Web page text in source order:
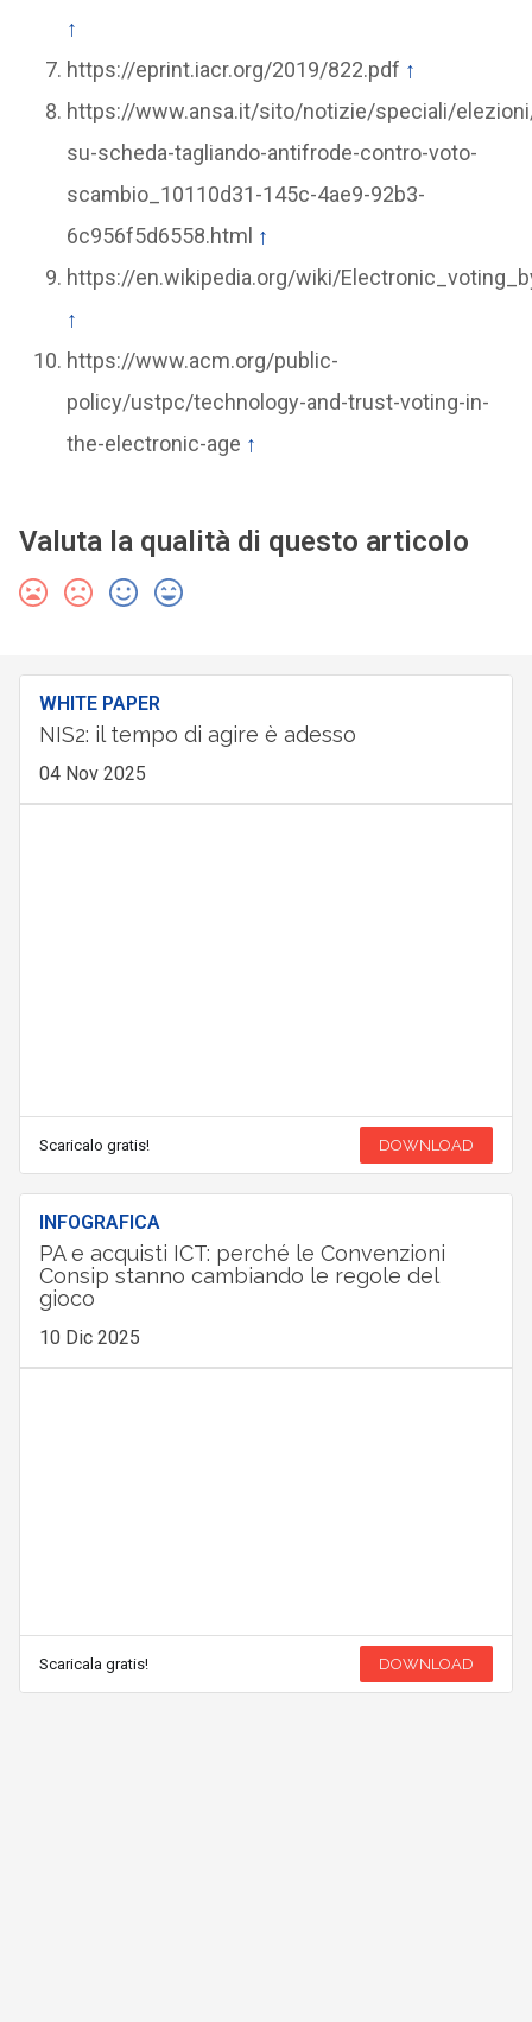
↑
https://eprint.iacr.org/2019/822.pdf ↑
https://www.ansa.it/sito/notizie/speciali/
su-scheda-tagliando-antifrode-contro-voto-
scambio_10110d31-145c-4ae9-92b3-
6c956f5d6558.html ↑
https://en.wikipedia.org/wiki/
↑
https://www.acm.org/public-
policy/ustpc/technology-and-trust-voting-in-
the-electronic-age ↑
Valuta la qualità di questo articolo
WHITE PAPER
NIS2: il tempo di agire è adesso
04 Nov 2025
Scaricalo gratis! DOWNLOAD
INFOGRAFICA
PA e acquisti ICT: perché le Convenzioni
Consip stanno cambiando le regole del
gioco
10 Dic 2025
Scaricala gratis! DOWNLOAD